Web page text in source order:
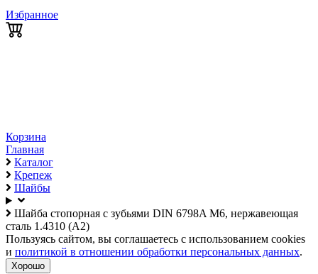
Избранное
Корзина
Главная
Каталог
Крепеж
Шайбы
Шайба стопорная с зубьями DIN 6798A М6, нержавеющая
сталь 1.4310 (А2)
Пользуясь сайтом, вы соглашаетесь с использованием cookies
и политикой в отношении обработки персональных данных.
Хорошо